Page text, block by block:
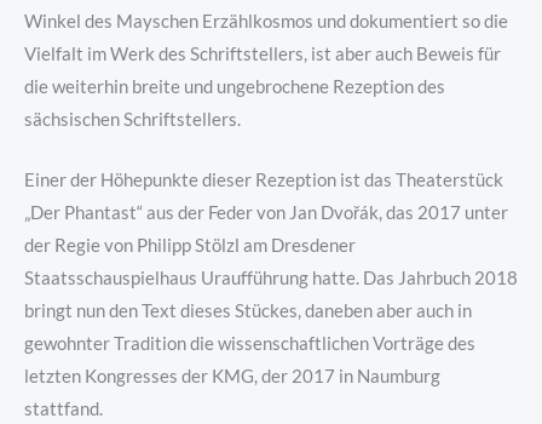
Winkel des Mayschen Erzählkosmos und dokumentiert so die
Vielfalt im Werk des Schriftstellers, ist aber auch Beweis für
die weiterhin breite und ungebrochene Rezeption des
sächsischen Schriftstellers.
Einer der Höhepunkte dieser Rezeption ist das Theaterstück
„Der Phantast“ aus der Feder von Jan Dvořák, das 2017 unter
der Regie von Philipp Stölzl am Dresdener
Staatsschauspielhaus Uraufführung hatte. Das Jahrbuch 2018
bringt nun den Text dieses Stückes, daneben aber auch in
gewohnter Tradition die wissenschaftlichen Vorträge des
letzten Kongresses der KMG, der 2017 in Naumburg
stattfand.